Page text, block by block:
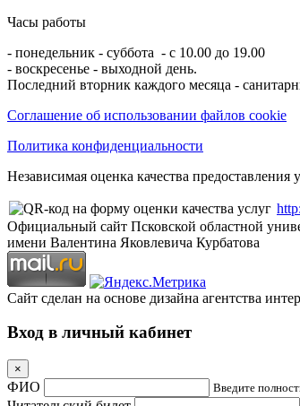
Часы работы
- понедельник - суббота - с 10.00 до 19.00
- воскресенье - выходной день.
Последний вторник каждого месяца -
Соглашение об использовании файлов cookie
Политика конфиденциальности
Независимая оценка качества
Официальный сайт Псковской областной
имени Валентина Яковлевича Курбатова
Сайт сделан на основе дизайна агентства
Вход в личный кабинет
×
ФИО Введите